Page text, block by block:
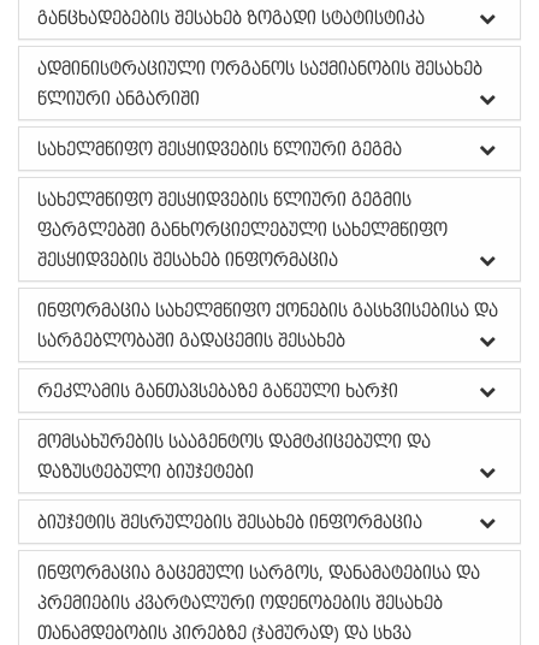
განცხადებების შესახებ ზოგადი სტატისტიკა
ადმინისტრაციული ორგანოს საქმიანობის შესახებ
წლიური ანგარიში
სახელმწიფო შესყიდვების წლიური გეგმა
სახელმწიფო შესყიდვების წლიური გეგმის
ფარგლებში განხორციელებული სახელმწიფო
შესყიდვების შესახებ ინფორმაცია
ინფორმაცია სახელმწიფო ქონების გასხვისებისა და
სარგებლობაში გადაცემის შესახებ
რეკლამის განთავსებაზე გაწეული ხარჯი
მომსახურების სააგენტოს დამტკიცებული და
დაზუსტებული ბიუჯეტები
ბიუჯეტის შესრულების შესახებ ინფორმაცია
ინფორმაცია გაცემული სარგოს, დანამატებისა და
პრემიების კვარტალური ოდენობების შესახებ
თანამდებობის პირებზე (ჯამურად) და სხვა